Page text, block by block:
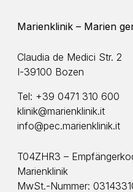
Marienklinik – Marien
Claudia de Medici Str. 2
I-39100 Bozen
Tel: +39 0471 310 600
klinik@marienklinik.it
info@pec.marienklinik.it
T04ZHR3 –
Marienklinik
MwSt.-Nummer: